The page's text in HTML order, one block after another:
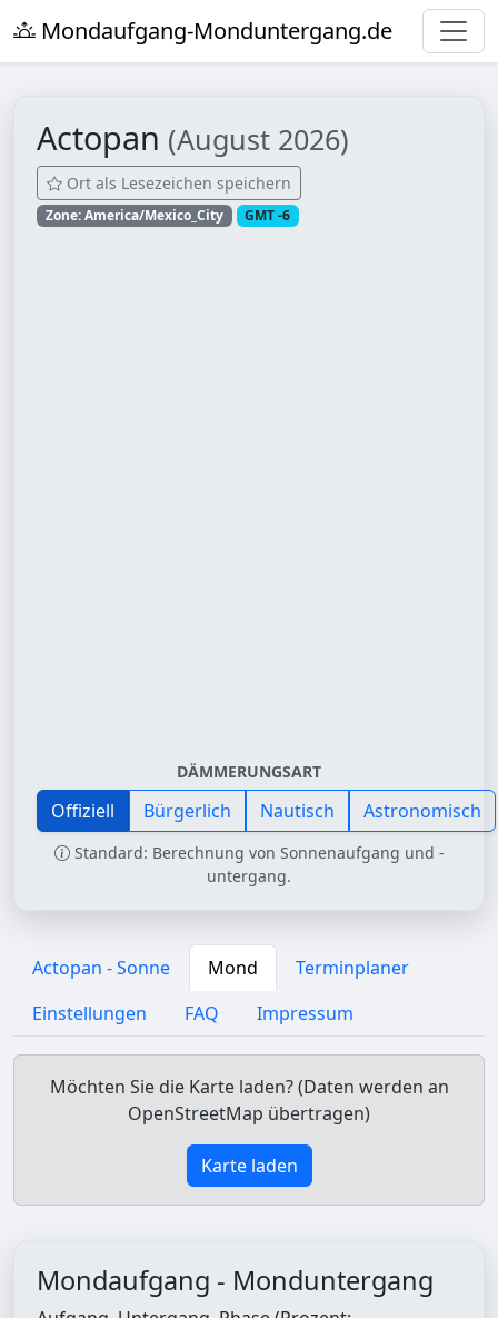
Mondaufgang-Monduntergang.de
Actopan (August 2026)
Ort als Lesezeichen speichern
Zone: America/Mexico_City GMT -6
DÄMMERUNGSART
Offiziell Bürgerlich Nautisch Astronomisch
Standard: Berechnung von Sonnenaufgang und -
untergang.
Actopan - Sonne Mond
Terminplaner
Einstellungen
FAQ Impressum
Möchten Sie die Karte laden? (Daten werden an
OpenStreetMap übertragen)
Karte laden
Mondaufgang - Monduntergang